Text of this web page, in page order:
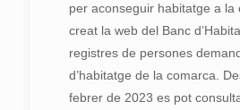
per aconseguir habitatge a la
creat la web del Banc
registres de persones
d’habitatge de la comarca.
febrer de 2023 es pot